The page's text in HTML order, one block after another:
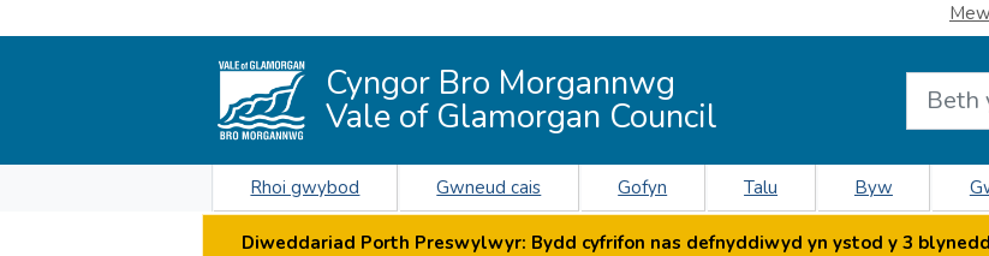
Cyngor Bro Morgannwg
Vale of Glamorgan Council
Rhoi gwybod Gwneud cais Gofyn Talu Byw
Diweddariad Porth Preswylwyr: Bydd cyfrifon nas defnyddiwyd yn ystod y 3